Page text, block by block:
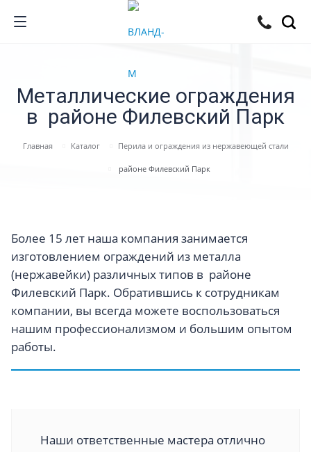
Металлические ограждения
в районе Филевский Парк
Главная Каталог Перила и ограждения из нержавеющей стали
районе Филевский Парк
Более 15 лет наша компания занимается
изготовлением ограждений из металла
(нержавейки) различных типов в районе
Филевский Парк. Обратившись к сотрудникам
компании, вы всегда можете воспользоваться
нашим профессионализмом и большим опытом
работы.
Наши ответственные мастера отлично